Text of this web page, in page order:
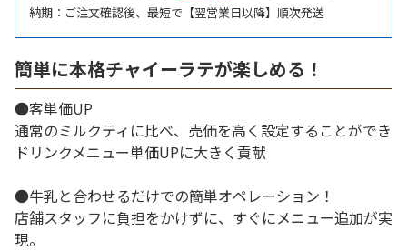
納期：ご注文確認後、最短で【翌営業日以降】順次発送
簡単に本格チャイーラテが楽しめる！
●客単価UP
通常のミルクティに比べ、売価を高く設定することができ
ドリンクメニュー単価UPに大きく貢献
●牛乳と合わせるだけでの簡単オペレーション！
店舗スタッフに負担をかけずに、すぐにメニュー追加が実
現。